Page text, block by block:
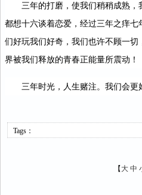
三年的打磨，使我们稍稍成熟
都想十六谈着恋爱，经过三年之痒
们好玩我们好奇，我们也许不顾一
界被我们释放的青春正能量所震动！
三年时光，人生赌注。我们会更
Tags：
【 大 中